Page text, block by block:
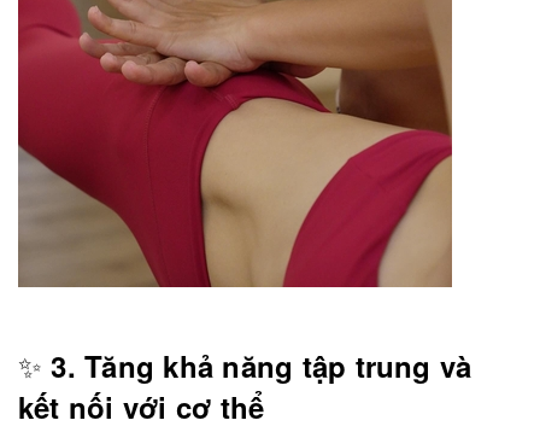
✨3. Tăng khả năng tập trung và
kết nối với cơ thể